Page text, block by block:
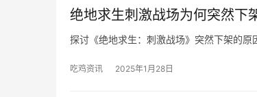
绝地求生刺激战场为何突然下
探讨《绝地求生：刺激战场》突然下架的原
吃鸡资讯 2025年1月28日